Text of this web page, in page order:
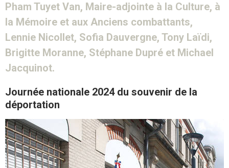
Pham Tuyet Van, Maire-adjointe à la Culture, à
la Mémoire et aux Anciens combattants,
Lennie Nicollet, Sofia Dauvergne, Tony Laïdi,
Brigitte Moranne, Stéphane Dupré et Michael
Jacquinot.
Journée nationale 2024 du souvenir de la
déportation